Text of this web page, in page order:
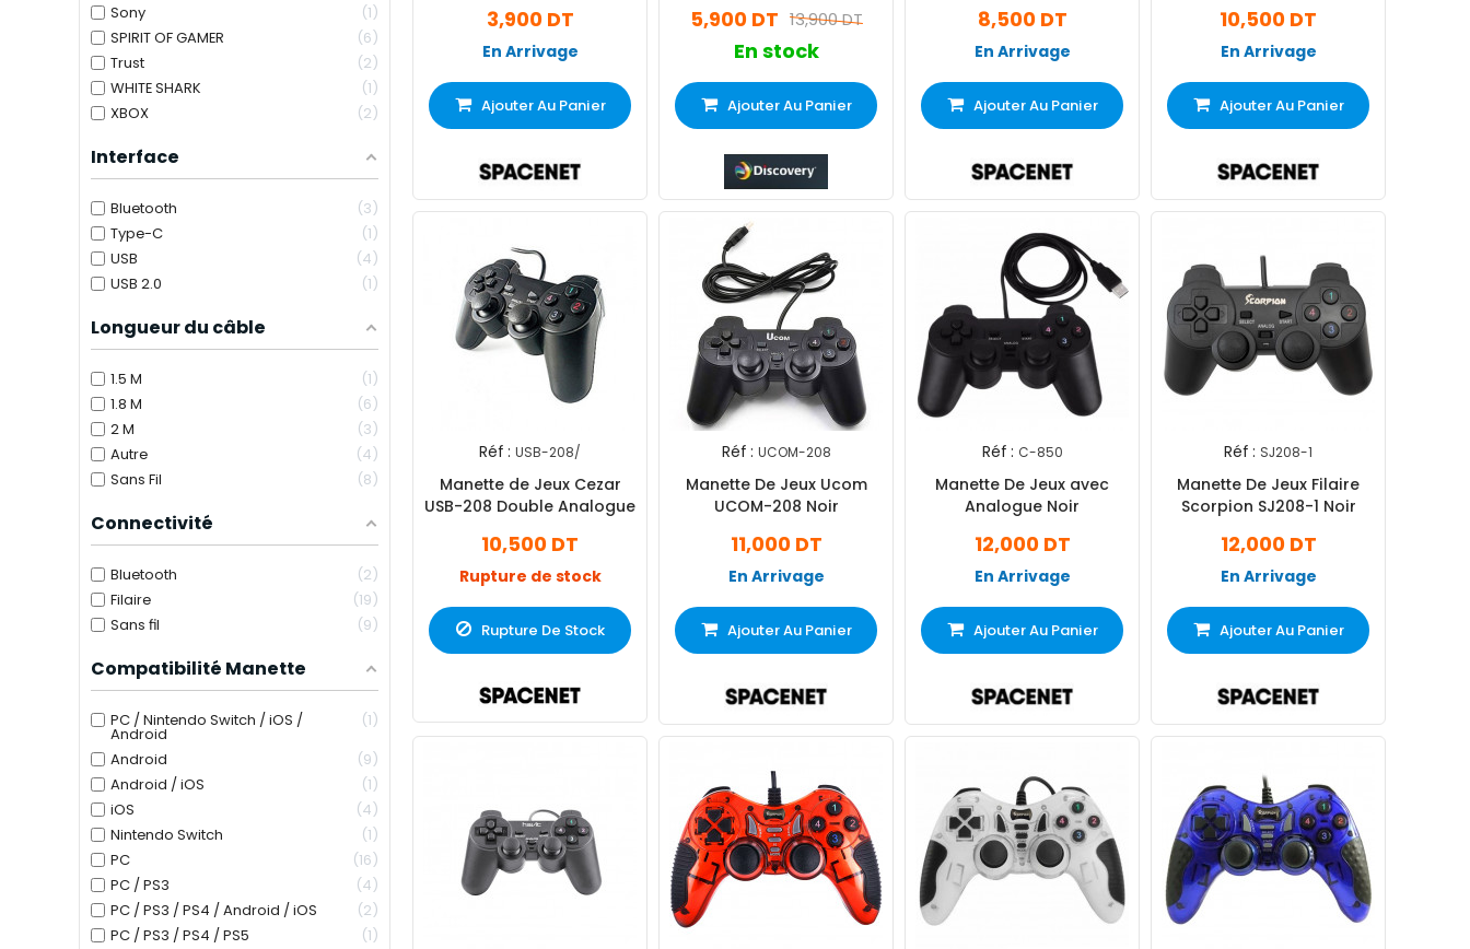
Sony
1
SPIRIT OF GAMER
6
Trust
2
WHITE SHARK
1
XBOX
2
Interface
Bluetooth
3
Type-C
1
USB
4
USB 2.0
1
Longueur du câble
1.5 M
1
1.8 M
6
2 M
3
Autre
4
Sans Fil
8
Connectivité
Bluetooth
2
Filaire
19
Sans fil
9
Compatibilité Manette
PC / Nintendo Switch / iOS /
Android
1
Android
9
Android / iOS
1
iOS
4
Nintendo Switch
1
PC
16
PC / PS3
4
PC / PS3 / PS4 / Android / iOS
2
PC / PS3 / PS4 / PS5
1
3,900 DT
En Arrivage
Ajouter Au Panier
13,900 DT
5,900 DT
En stock
Ajouter Au Panier
8,500 DT
En Arrivage
Ajouter Au Panier
10,500 DT
En Arrivage
Ajouter Au Panier
Réf : USB-208/
Manette de Jeux Cezar
USB-208 Double Analogue
10,500 DT
Rupture de stock
Rupture De Stock
Réf : UCOM-208
Manette De Jeux Ucom
UCOM-208 Noir
11,000 DT
En Arrivage
Ajouter Au Panier
Réf : C-850
Manette De Jeux avec
Analogue Noir
12,000 DT
En Arrivage
Ajouter Au Panier
Réf : SJ208-1
Manette De Jeux Filaire
Scorpion SJ208-1 Noir
12,000 DT
En Arrivage
Ajouter Au Panier